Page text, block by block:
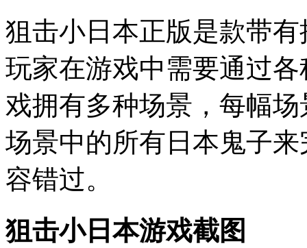
狙击小日本正版是款带
玩家在游戏中需要通过
戏拥有多种场景，每幅
场景中的所有日本鬼子
容错过。
狙击小日本游戏截图